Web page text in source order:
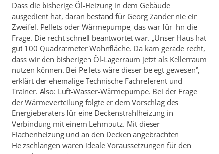
Dass die bisherige Öl-Heizung in dem Gebäude
ausgedient hat, daran bestand für Georg Zander nie ein
Zweifel. Pellets oder Wärmepumpe, das war für ihn die
Frage. Die recht schnell beantwortet war. „Unser Haus hat
gut 100 Quadratmeter Wohnfläche. Da kam gerade recht,
dass wir den bisherigen Öl-Lagerraum jetzt als Kellerraum
nutzen können. Bei Pellets wäre dieser belegt gewesen“,
erklärt der ehemalige Technische Fachreferent und
Trainer. Also: Luft-Wasser-Wärmepumpe. Bei der Frage
der Wärmeverteilung folgte er dem Vorschlag des
Energieberaters für eine Deckenstrahlheizung in
Verbindung mit einem Lehmputz. Mit dieser
Flächenheizung und an den Decken angebrachten
Heizschlangen waren ideale Voraussetzungen für den